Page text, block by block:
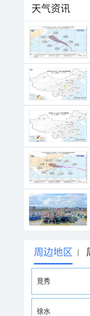
天气资讯
周边地区 |
竞秀
徐水